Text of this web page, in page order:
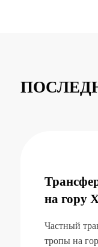
на гору
Частный
тропы на